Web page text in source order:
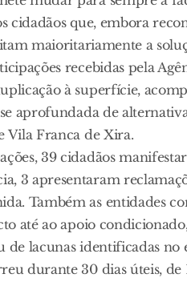
cidadãos que, embora
maioritariamente a
recebidas pela
à superfície,
aprofundada de
Vila Franca de Xira.
39 cidadãos
3 apresentaram
Também as entidades
até ao apoio
de lacunas identificadas
durante 30 dias úteis, de